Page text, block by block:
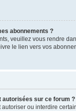
abonnements ?
veuillez vous rendre
le lien vers vos
autorisées sur ce forum ?
ou interdire